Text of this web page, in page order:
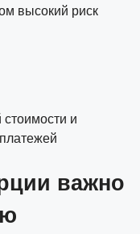
высокий риск
и
важно